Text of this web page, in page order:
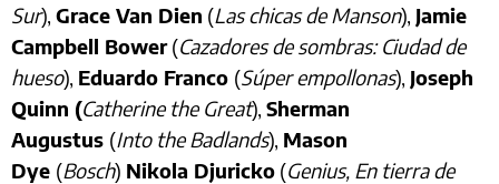
Sur), Grace Van Dien (Las chicas de Manson), Jamie
Campbell Bower(Cazadores de sombras: Ciudad de
hueso), Eduardo Franco (Súper empollonas), Joseph
Quinn (Catherine the Great), Sherman
Augustus (Into the Badlands), Mason
Dye (Bosch) Nikola Djuricko (Genius, En tierra de